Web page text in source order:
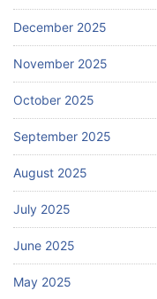
December 2025
November 2025
October 2025
September 2025
August 2025
July 2025
June 2025
May 2025